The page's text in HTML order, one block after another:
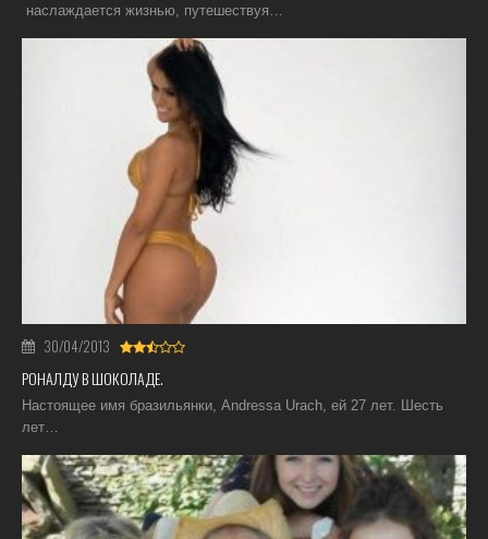
наслаждается жизнью, путешествуя…
30/04/2013
РОНАЛДУ В ШОКОЛАДЕ.
Настоящее имя бразильянки, Andressa Urach, ей 27 лет. Шесть
лет…